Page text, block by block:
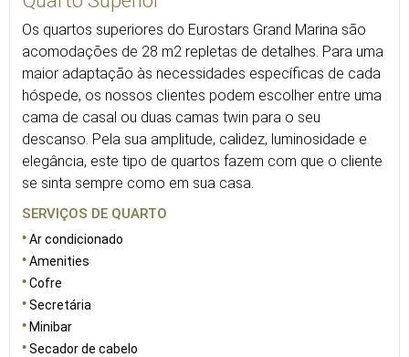
Os quartos superiores do Eurostars Grand Marina são
acomodações de 28 m2 repletas de detalhes. Para uma
maior adaptação às necessidades específicas de cada
hóspede, os nossos clientes podem escolher entre uma
cama de casal ou duas camas twin para o seu
descanso. Pela sua amplitude, calidez, luminosidade e
elegância, este tipo de quartos fazem com que o cliente
se sinta sempre como em sua casa.
SERVIÇOS DE QUARTO
Ar condicionado
Amenities
Cofre
Secretária
Minibar
Secador de cabelo